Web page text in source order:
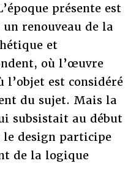
présente est
renouveau de la
et
où l’œuvre
l’objet est considéré
du sujet. Mais la
subsistait au début
le design participe
de la logique